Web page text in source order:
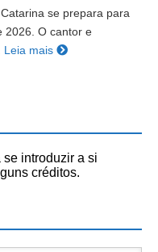
se prepara para
2026. O cantor e
Leia mais
se introduzir a si
créditos.